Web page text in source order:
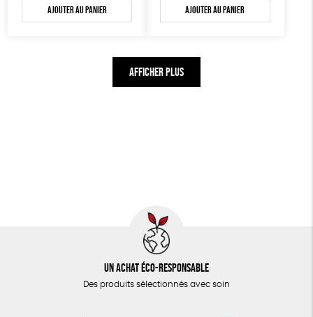
Ajouter au panier Ajouter au panier
AFFICHER PLUS
Un achat éco-responsable
Des produits sélectionnés avec soin